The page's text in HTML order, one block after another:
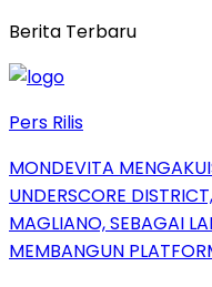
Berita Terbaru
Pers Rilis
MONDEVITA
UNDERSCORE
MAGLIANO, SEBAGAI
MEMBANGUN